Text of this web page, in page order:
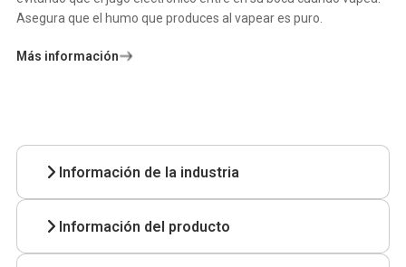
Asegura que el humo que produces al vapear es puro.
Más información
Información de la industria
Información del producto